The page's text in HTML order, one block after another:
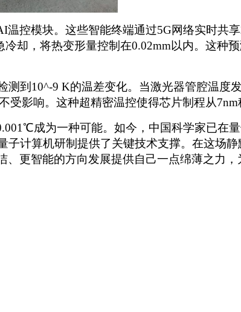
温控模块。这些智能终端通过5G网络实时共
却，将热变形量控制在0.02mm以内。这种
到10^-9 K的温差变化。当激光器管腔温度
受影响。这种超精密温控使得芯片制程从7nm
成为一种可能。如今， 中国科学家已在
子计算机研制提供了关键技术支撑。在这场静
、更智能的方向发展提供自己一点绵薄之力，